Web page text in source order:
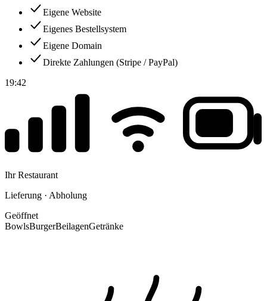
Eigene Website
Eigenes Bestellsystem
Eigene Domain
Direkte Zahlungen (Stripe / PayPal)
19:42
Ihr Restaurant
Lieferung · Abholung
Geöffnet
BowlsBurgerBeilagenGetränke